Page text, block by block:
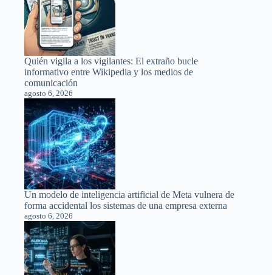
Quién vigila a los vigilantes: El extraño bucle
informativo entre Wikipedia y los medios de
comunicación
agosto 6, 2026
Un modelo de inteligencia artificial de Meta vulnera de
forma accidental los sistemas de una empresa externa
agosto 6, 2026